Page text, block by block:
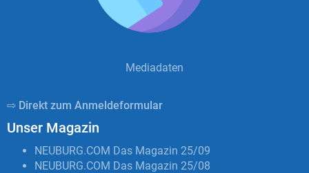
Mediadaten
⇨ Direkt zum Anmeldeformular
Unser Magazin
NEUBURG.COM Das Magazin 25/09
NEUBURG.COM Das Magazin 25/08